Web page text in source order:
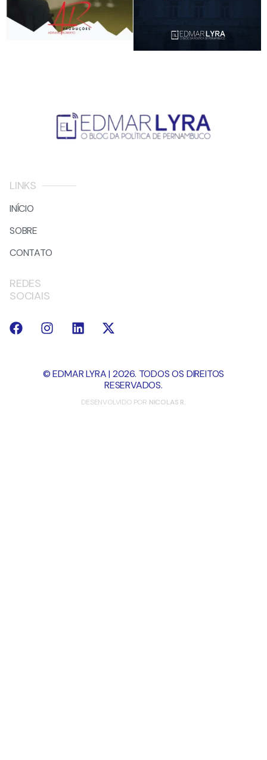
LINKS
INÍCIO
SOBRE
CONTATO
REDES
SOCIAIS
© EDMAR LYRA | 2026. TODOS OS DIREITOS
RESERVADOS.
DESENVOLVIDO POR NICOLAS R.